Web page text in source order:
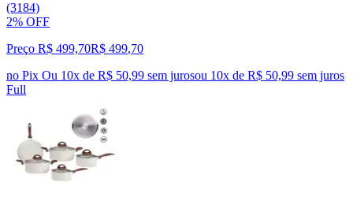
(3184)
2% OFF
Preço R$ 499,70R$ 499,70
no Pix Ou 10x de R$ 50,99 sem jurosou 10x de R$ 50,99 sem juros
Full